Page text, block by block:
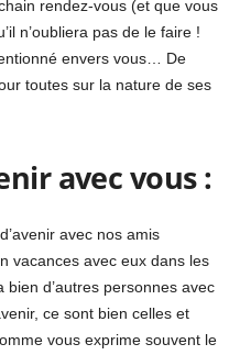
rendez-vous (et que vous
n’oubliera pas de le faire !
envers vous… De
toutes sur la nature de ses
avec vous :
avec nos amis
vacances avec eux dans les
bien d’autres personnes avec
ce sont bien celles et
vous exprime souvent le